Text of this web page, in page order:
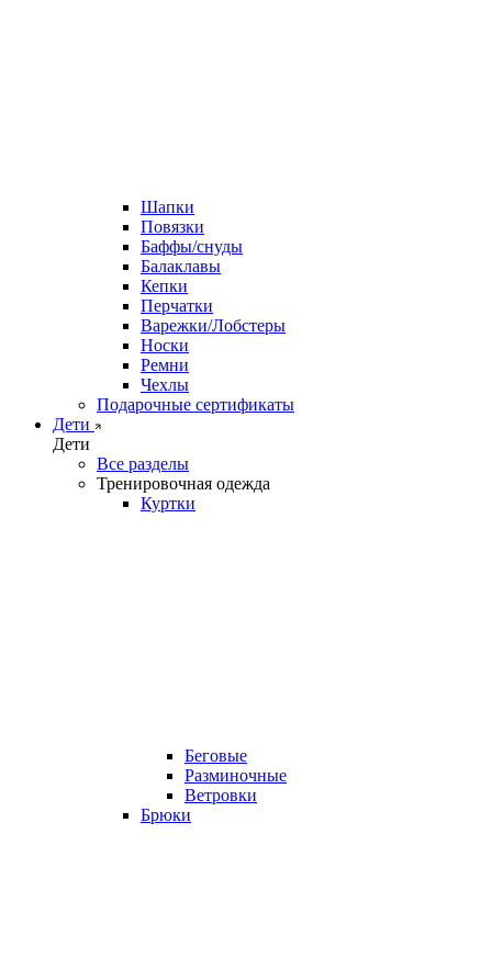
Шапки
Повязки
Баффы/снуды
Балаклавы
Кепки
Перчатки
Варежки/Лобстеры
Носки
Ремни
Чехлы
Подарочные сертификаты
Дети
Дети
Все разделы
Тренировочная одежда
Куртки
Беговые
Разминочные
Ветровки
Брюки